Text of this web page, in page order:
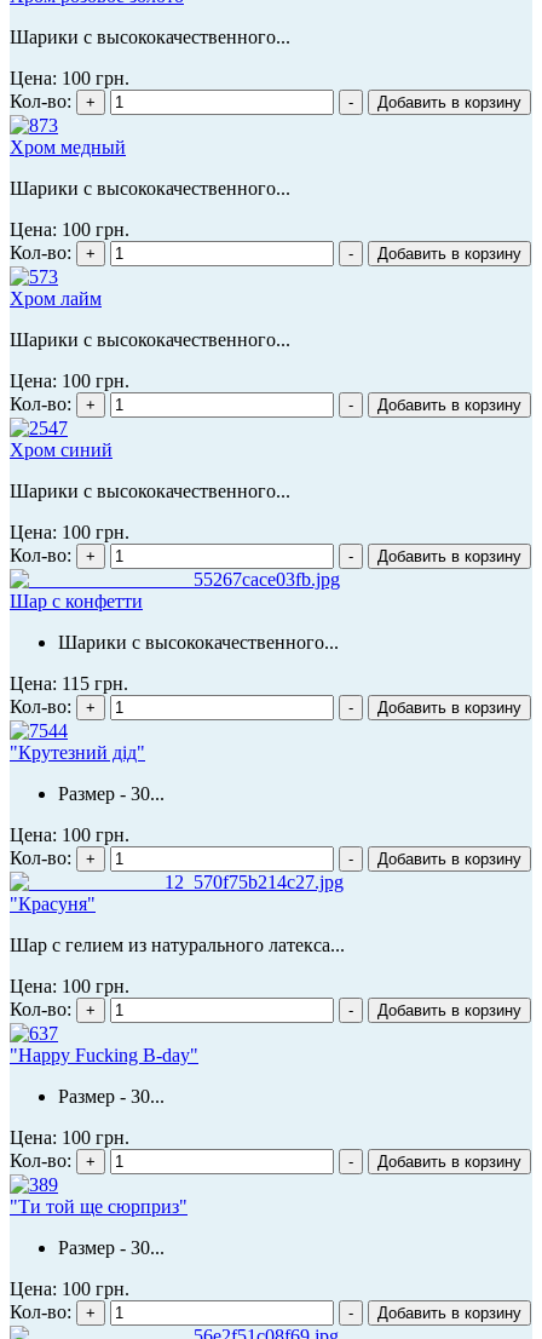
Шарики с высококачественного...
Цена: 100 грн.
Кол-во:
Хром медный
Шарики с высококачественного...
Цена: 100 грн.
Кол-во:
Хром лайм
Шарики с высококачественного...
Цена: 100 грн.
Кол-во:
Хром синий
Шарики с высококачественного...
Цена: 100 грн.
Кол-во:
Шар с конфетти
Шарики с высококачественного...
Цена: 115 грн.
Кол-во:
"Крутезний дід"
Размер - 30...
Цена: 100 грн.
Кол-во:
"Красуня"
Шар с гелием из натурального латекса...
Цена: 100 грн.
Кол-во:
"Happy Fucking B-day"
Размер - 30...
Цена: 100 грн.
Кол-во:
"Ти той ще сюрприз"
Размер - 30...
Цена: 100 грн.
Кол-во: